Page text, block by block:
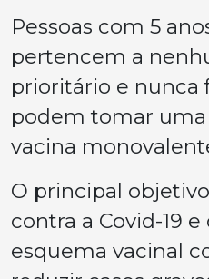
Pessoas com 5
pertencem a
prioritário e nunca
podem tomar uma
vacina
O principal
contra a Covid-19
esquema vacinal